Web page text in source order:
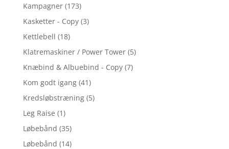
Kampagner (173)
Kasketter - Copy (3)
Kettlebell (18)
Klatremaskiner / Power Tower (5)
Knæbind & Albuebind - Copy (7)
Kom godt igang (41)
Kredsløbstræning (5)
Leg Raise (1)
Løbebånd (35)
Løbebånd (14)